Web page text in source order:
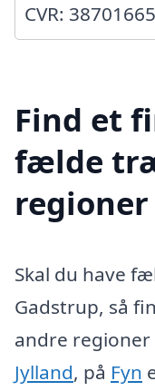
CVR: 38701665
Find et
fælde
Skal du have
Gadstrup, så
andre regioner
Jylland, på Fyn